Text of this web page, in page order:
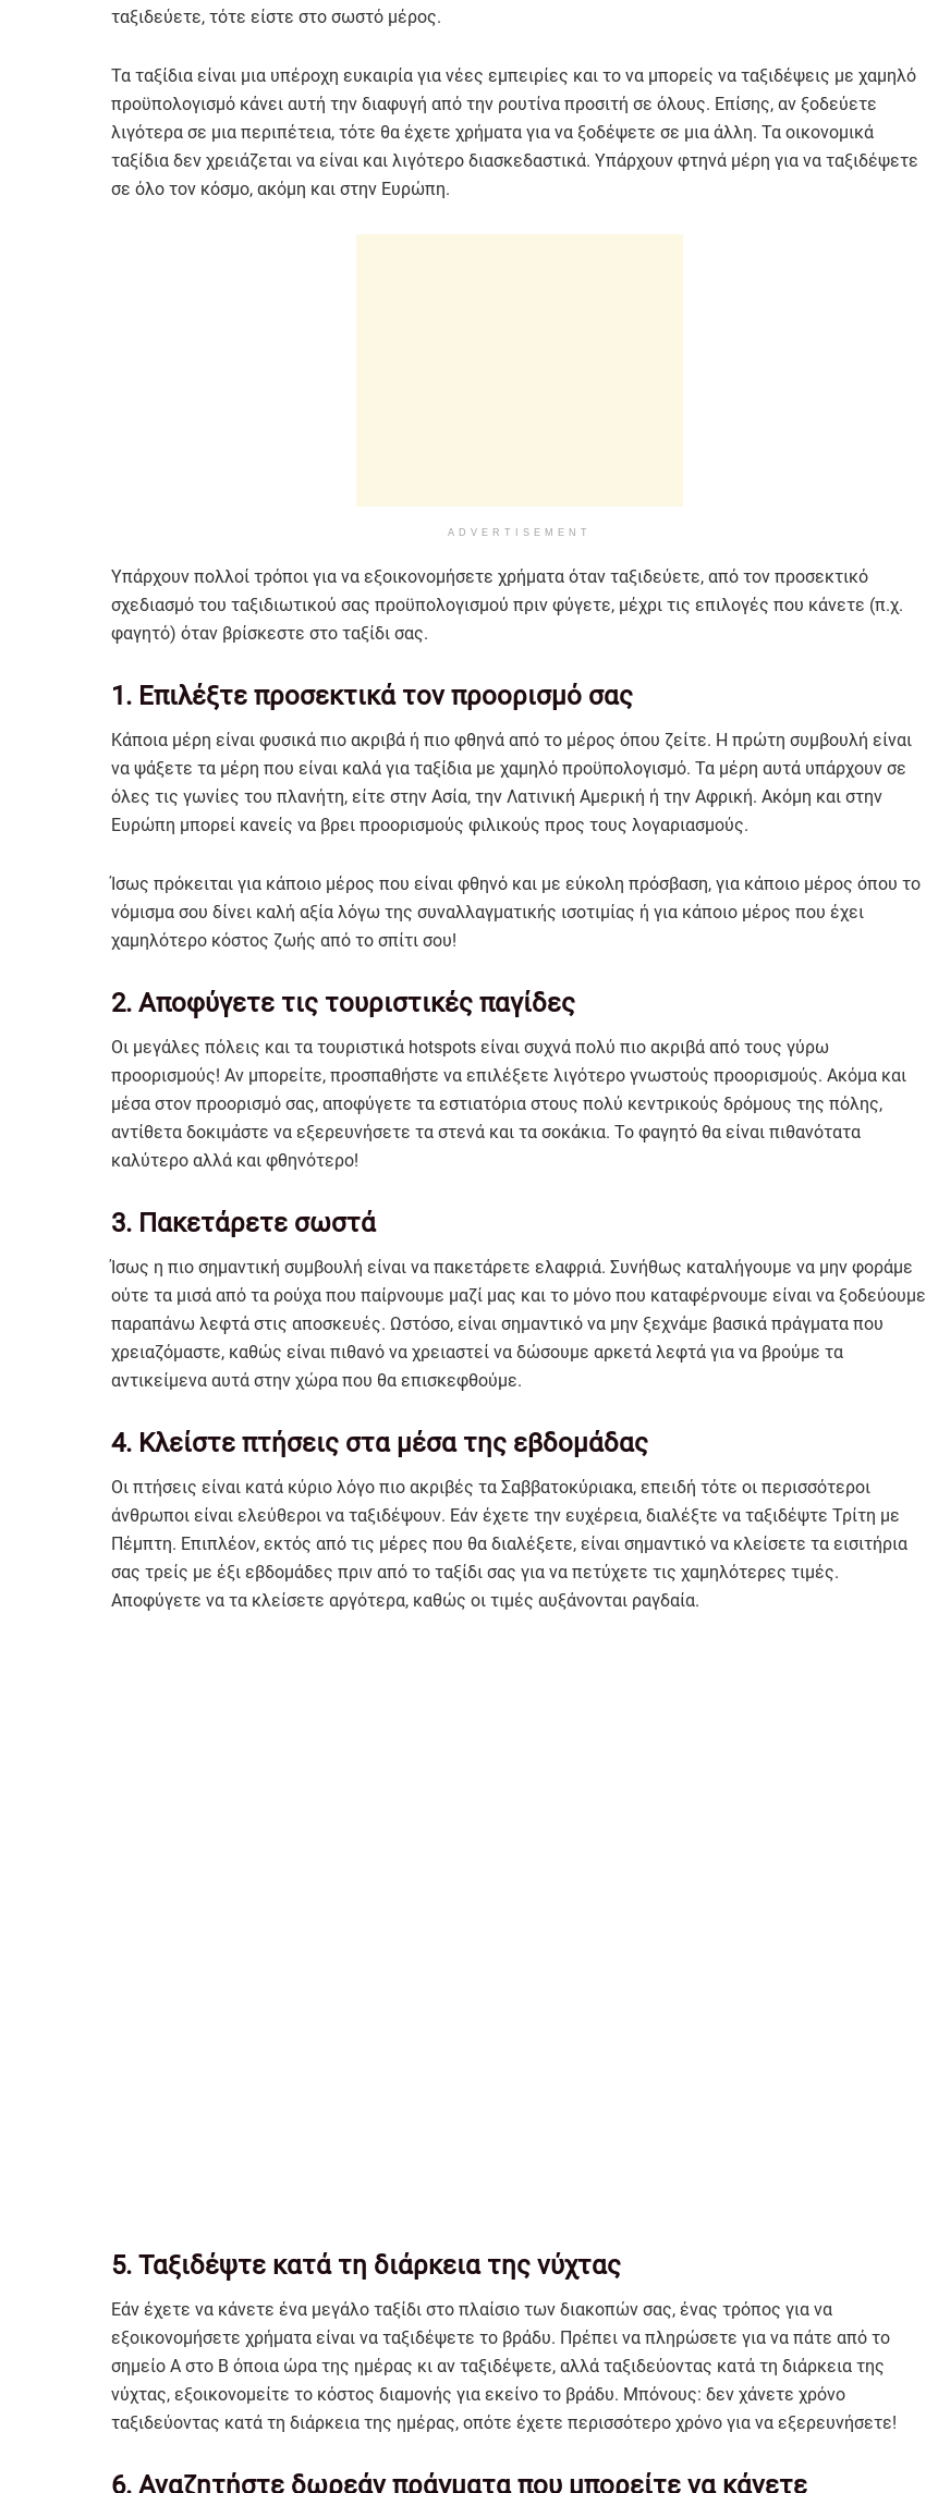
ταξιδεύετε, τότε είστε στο σωστό μέρος.
Τα ταξίδια είναι μια υπέροχη ευκαιρία για νέες εμπειρίες και το να μπορείς να ταξιδέψεις με χαμηλό
προϋπολογισμό κάνει αυτή την διαφυγή από την ρουτίνα προσιτή σε όλους. Επίσης, αν ξοδεύετε
λιγότερα σε μια περιπέτεια, τότε θα έχετε χρήματα για να ξοδέψετε σε μια άλλη. Τα οικονομικά
ταξίδια δεν χρειάζεται να είναι και λιγότερο διασκεδαστικά. Υπάρχουν φτηνά μέρη για να ταξιδέψετε
σε όλο τον κόσμο, ακόμη και στην Ευρώπη.
ADVERTISEMENT
Υπάρχουν πολλοί τρόποι για να εξοικονομήσετε χρήματα όταν ταξιδεύετε, από τον προσεκτικό
σχεδιασμό του ταξιδιωτικού σας προϋπολογισμού πριν φύγετε, μέχρι τις επιλογές που κάνετε (π.χ.
φαγητό) όταν βρίσκεστε στο ταξίδι σας.
1. Επιλέξτε προσεκτικά τον προορισμό σας
Κάποια μέρη είναι φυσικά πιο ακριβά ή πιο φθηνά από το μέρος όπου ζείτε. Η πρώτη συμβουλή είναι
να ψάξετε τα μέρη που είναι καλά για ταξίδια με χαμηλό προϋπολογισμό. Τα μέρη αυτά υπάρχουν σε
όλες τις γωνίες του πλανήτη, είτε στην Ασία, την Λατινική Αμερική ή την Αφρική. Ακόμη και στην
Ευρώπη μπορεί κανείς να βρει προορισμούς φιλικούς προς τους λογαριασμούς.
Ίσως πρόκειται για κάποιο μέρος που είναι φθηνό και με εύκολη πρόσβαση, για κάποιο μέρος όπου το
νόμισμα σου δίνει καλή αξία λόγω της συναλλαγματικής ισοτιμίας ή για κάποιο μέρος που έχει
χαμηλότερο κόστος ζωής από το σπίτι σου!
2. Αποφύγετε τις τουριστικές παγίδες
Οι μεγάλες πόλεις και τα τουριστικά hotspots είναι συχνά πολύ πιο ακριβά από τους γύρω
προορισμούς! Αν μπορείτε, προσπαθήστε να επιλέξετε λιγότερο γνωστούς προορισμούς. Ακόμα και
μέσα στον προορισμό σας, αποφύγετε τα εστιατόρια στους πολύ κεντρικούς δρόμους της πόλης,
αντίθετα δοκιμάστε να εξερευνήσετε τα στενά και τα σοκάκια. Το φαγητό θα είναι πιθανότατα
καλύτερο αλλά και φθηνότερο!
3. Πακετάρετε σωστά
Ίσως η πιο σημαντική συμβουλή είναι να πακετάρετε ελαφριά. Συνήθως καταλήγουμε να μην φοράμε
ούτε τα μισά από τα ρούχα που παίρνουμε μαζί μας και το μόνο που καταφέρνουμε είναι να ξοδεύουμε
παραπάνω λεφτά στις αποσκευές. Ωστόσο, είναι σημαντικό να μην ξεχνάμε βασικά πράγματα που
χρειαζόμαστε, καθώς είναι πιθανό να χρειαστεί να δώσουμε αρκετά λεφτά για να βρούμε τα
αντικείμενα αυτά στην χώρα που θα επισκεφθούμε.
4. Κλείστε πτήσεις στα μέσα της εβδομάδας
Οι πτήσεις είναι κατά κύριο λόγο πιο ακριβές τα Σαββατοκύριακα, επειδή τότε οι περισσότεροι
άνθρωποι είναι ελεύθεροι να ταξιδέψουν. Εάν έχετε την ευχέρεια, διαλέξτε να ταξιδέψτε Τρίτη με
Πέμπτη. Επιπλέον, εκτός από τις μέρες που θα διαλέξετε, είναι σημαντικό να κλείσετε τα εισιτήρια
σας τρείς με έξι εβδομάδες πριν από το ταξίδι σας για να πετύχετε τις χαμηλότερες τιμές.
Αποφύγετε να τα κλείσετε αργότερα, καθώς οι τιμές αυξάνονται ραγδαία.
5. Ταξιδέψτε κατά τη διάρκεια της νύχτας
Εάν έχετε να κάνετε ένα μεγάλο ταξίδι στο πλαίσιο των διακοπών σας, ένας τρόπος για να
εξοικονομήσετε χρήματα είναι να ταξιδέψετε το βράδυ. Πρέπει να πληρώσετε για να πάτε από το
σημείο Α στο Β όποια ώρα της ημέρας κι αν ταξιδέψετε, αλλά ταξιδεύοντας κατά τη διάρκεια της
νύχτας, εξοικονομείτε το κόστος διαμονής για εκείνο το βράδυ. Μπόνους: δεν χάνετε χρόνο
ταξιδεύοντας κατά τη διάρκεια της ημέρας, οπότε έχετε περισσότερο χρόνο για να εξερευνήσετε!
6. Αναζητήστε δωρεάν πράγματα που μπορείτε να κάνετε